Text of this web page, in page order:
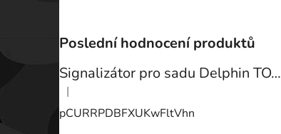
Poslední hodnocení produktů
Signalizátor pro sadu Delphin TOTEM
Hodnocení produktu je 3 z 5 hvězdiček.
|
pCURRPDBFXUKwFltVhn